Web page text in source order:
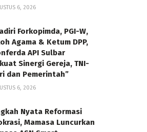
6, 2026
Forkopimda, PGI-W,
Agama & Ketum DPP,
API Sulbar
Sinergi Gereja, TNI-
dan Pemerintah”
6, 2026
Nyata Reformasi
Mamasa Luncurkan